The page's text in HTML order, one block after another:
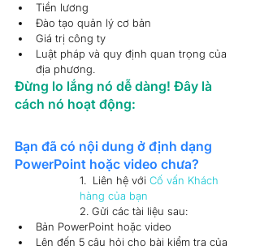
Tiền lương
Đào tạo quản lý cơ bản
Giá trị công ty
Luật pháp và quy định quan trọng của
địa phương.
Đừng lo lắng nó dễ dàng! Đây là
cách nó hoạt động:
Bạn đã có nội dung ở định dạng
PowerPoint hoặc video chưa?
1.  Liên hệ với Cố vấn Khách
hàng của bạn
2. Gửi các tài liệu sau:
Bản PowerPoint hoặc video
Lên đến 5 câu hỏi cho bài kiểm tra của